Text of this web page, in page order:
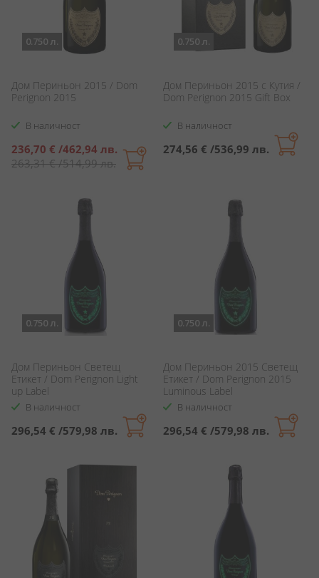
0.750 л.
Дом Периньон 2015 / Dom
Perignon 2015
В наличност
Специална
цена
236,70 € /462,94 лв.
263,31 €/514,99 лв.
0.750 л.
Дом Периньон 2015 с Кутия /
Dom Perignon 2015 Gift Box
В наличност
274,56 € /536,99 лв.
0.750 л.
Дом Периньон Светещ
Етикет / Dom Perignon Light
up Label
В наличност
296,54 € /579,98 лв.
0.750 л.
Дом Периньон 2015 Светещ
Етикет / Dom Perignon 2015
Luminous Label
В наличност
296,54 € /579,98 лв.